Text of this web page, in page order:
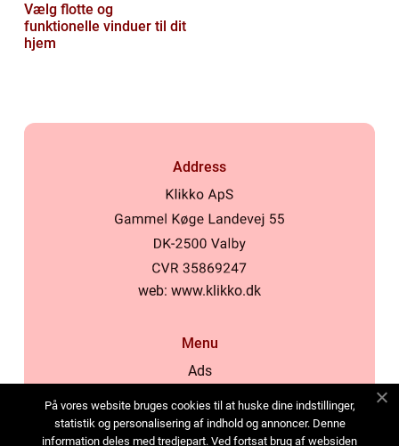
Vælg flotte og
funktionelle vinduer til dit
hjem
Address
web: www.klikko.dk
Menu
Ads
Cookies
På vores website bruges cookies til at huske dine indstillinger,
statistik og personalisering af indhold og annoncer. Denne
information deles med tredjepart. Ved fortsat brug af websiden